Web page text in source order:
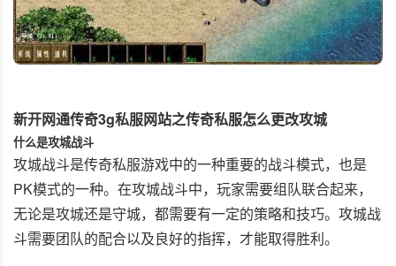
新开网通传奇3g私服网站之传奇私服怎么更改攻城
什么是攻城战斗
攻城战斗是传奇私服游戏中的一种重要的战斗模式，也是
PK模式的一种。在攻城战斗中，玩家需要组队联合起来，
无论是攻城还是守城，都需要有一定的策略和技巧。攻城战
斗需要团队的配合以及良好的指挥，才能取得胜利。